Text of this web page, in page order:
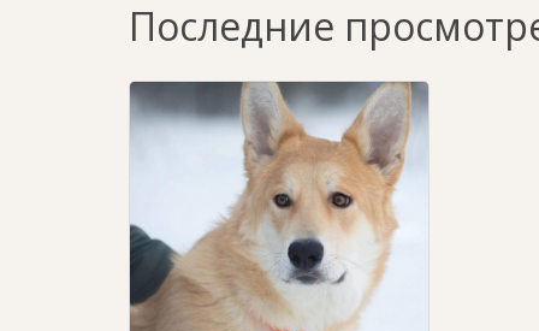
Последние